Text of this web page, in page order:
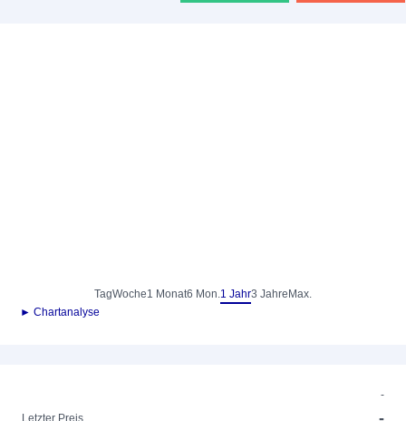
TagWoche1 Monat6 Mon.1 Jahr3 Jahre Max.
► Chartanalyse
-
Letzter Preis